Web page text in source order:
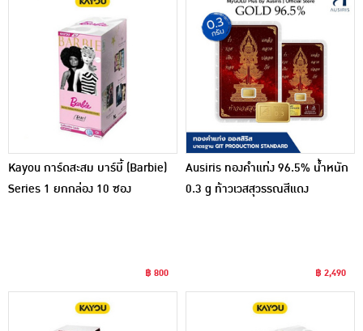
Kayou การ์ดสะสม บาร์บี้ (Barbie)
Series 1 ยกกล่อง 10 ซอง
฿ 800
Ausiris ทองคำแท่ง 96.5% น้ำหนัก
0.3 g ท้าวเวสสุวรรณสีแดง
฿ 2,490